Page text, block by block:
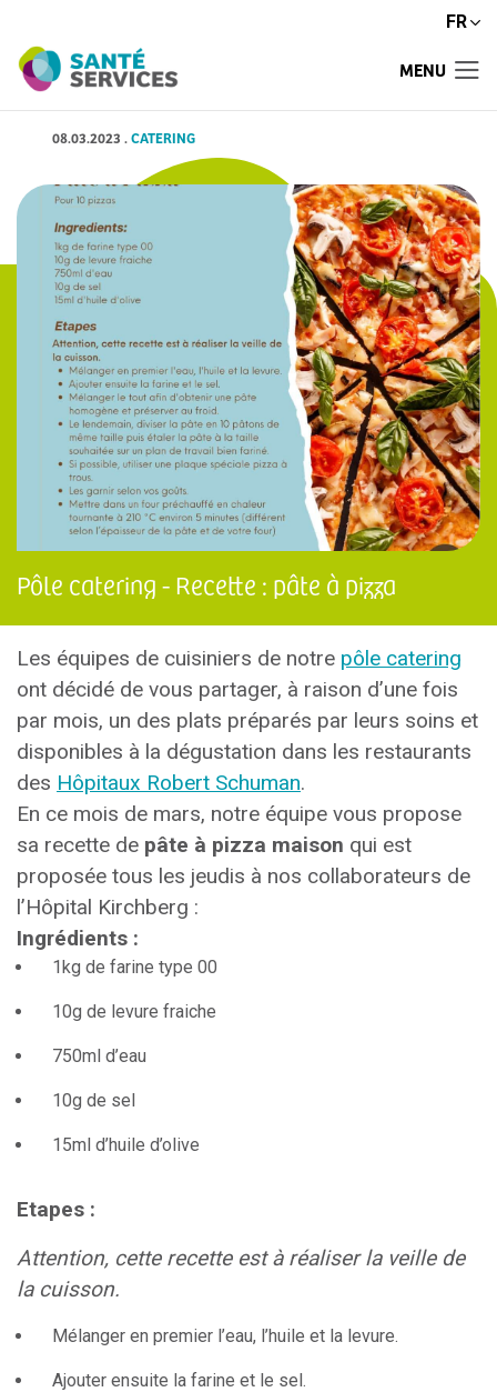
FR
MENU
08.03.2023 .CATERING
Pôle catering - Recette : pâte à pizza
Les équipes de cuisiniers de notre pôle catering
ont décidé de vous partager, à raison d’une fois
par mois, un des plats préparés par leurs soins et
disponibles à la dégustation dans les restaurants
des Hôpitaux Robert Schuman.
En ce mois de mars, notre équipe vous propose
sa recette de pâte à pizza maison qui est
proposée tous les jeudis à nos collaborateurs de
l’Hôpital Kirchberg :
Ingrédients :
1kg de farine type 00
10g de levure fraiche
750ml d’eau
10g de sel
15ml d’huile d’olive
Etapes :
Attention, cette recette est à réaliser la veille de
la cuisson.
Mélanger en premier l’eau, l’huile et la levure.
Ajouter ensuite la farine et le sel.